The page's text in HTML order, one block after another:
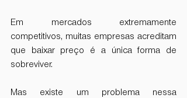
Em mercados extremamente
competitivos, muitas empresas acreditam
que baixar preço é a única forma de
sobreviver.
Mas existe um problema nessa